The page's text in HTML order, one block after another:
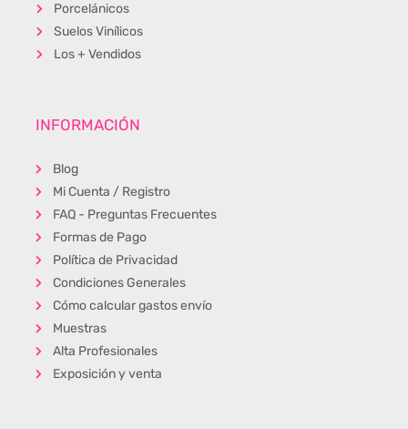
Porcelánicos
Suelos Vinílicos
Los + Vendidos
INFORMACIÓN
Blog
Mi Cuenta / Registro
FAQ - Preguntas Frecuentes
Formas de Pago
Política de Privacidad
Condiciones Generales
Cómo calcular gastos envío
Muestras
Alta Profesionales
Exposición y venta